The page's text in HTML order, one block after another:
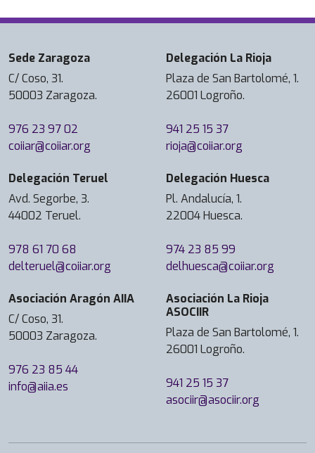
Sede Zaragoza
C/ Coso, 31.
50003 Zaragoza.
976 23 97 02
coiiar@coiiar.org
Delegación La Rioja
Plaza de San Bartolomé, 1.
26001 Logroño.
941 25 15 37
rioja@coiiar.org
Delegación Teruel
Avd. Segorbe, 3.
44002 Teruel.
978 61 70 68
delteruel@coiiar.org
Delegación Huesca
Pl. Andalucía, 1.
22004 Huesca.
974 23 85 99
delhuesca@coiiar.org
Asociación Aragón AIIA
C/ Coso, 31.
50003 Zaragoza.
976 23 85 44
info@aiia.es
Asociación La Rioja
ASOCIIR
Plaza de San Bartolomé, 1.
26001 Logroño.
941 25 15 37
asociir@asociir.org